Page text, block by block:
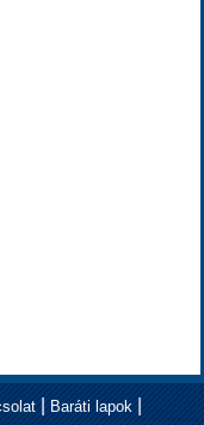
| Baráti lapok|